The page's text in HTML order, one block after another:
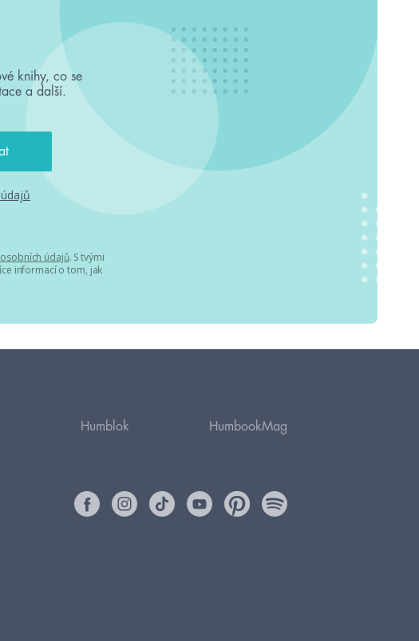
knihy, co se
a další.
údajů. S tvými
informací o tom, jak
Humblok HumbookMag